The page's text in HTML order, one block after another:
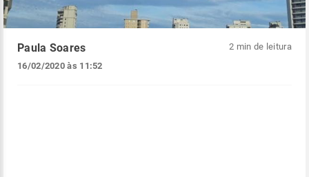
Paula Soares
16/02/2020 às 11:52
2 min de leitura